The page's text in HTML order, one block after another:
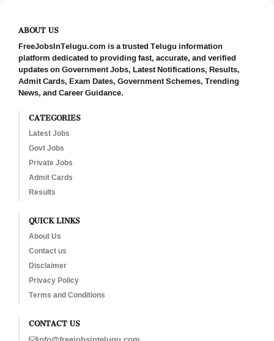
ABOUT US
FreeJobsInTelugu.com is a trusted Telugu information
platform dedicated to providing fast, accurate, and verified
updates on Government Jobs, Latest Notifications, Results,
Admit Cards, Exam Dates, Government Schemes, Trending
News, and Career Guidance.
CATEGORIES
Latest Jobs
Govt Jobs
Private Jobs
Admit Cards
Results
QUICK LINKS
About Us
Contact us
Disclaimer
Privacy Policy
Terms and Conditions
CONTACT US